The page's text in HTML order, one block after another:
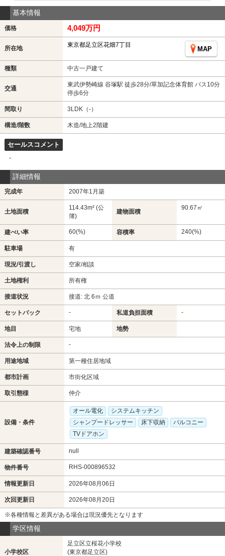
基本情報
価格 4,049万円
所在地 東京都足立区花畑7丁目
MAP
種類 中古一戸建て
交通
東武伊勢崎線 谷塚駅 徒歩28分/草加記念体育館 バス10分
停歩6分
間取り 3LDK（-）
構造/階数 木造/地上2階建
セールスコメント
-
詳細情報
完成年 2007年1月築
土地面積
114.43m² (公
簿)
建物面積
90.67㎡
建ぺい率 60(%) 容積率 240(%)
駐車場 有
現況/引渡し 空家/相談
土地権利 所有権
接道状況 接道: 北 6ｍ 公道
セットバック - 私道負担面積 -
地目 宅地 地勢
法令上の制限 -
用途地域 第一種住居地域
都市計画 市街化区域
取引態様 仲介
設備・条件
オール電化
システムキッチン
シャンプードレッサー
床下収納
バルコニー
TVドアホン
建築確認番号 null
物件番号 RHS-000896532
情報更新日 2026年08月06日
次回更新日 2026年08月20日
※各種情報と差異がある場合は現況優先となります
学区情報
小学校区
足立区立桜花小学校
(東京都足立区)